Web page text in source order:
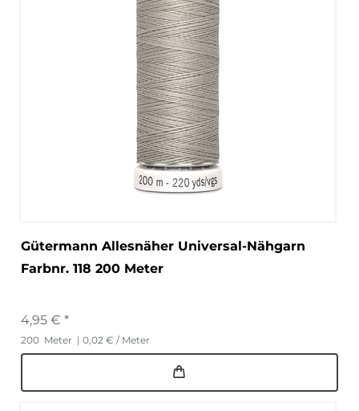
Gütermann Allesnäher Universal-Nähgarn
Farbnr. 118 200 Meter
4,95 € *
200 Meter | 0,02 € / Meter